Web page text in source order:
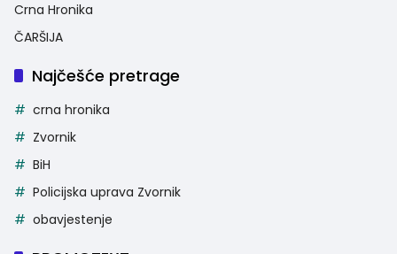
Crna Hronika
ČARŠIJA
Najčešće pretrage
crna hronika
Zvornik
BiH
Policijska uprava Zvornik
obavjestenje